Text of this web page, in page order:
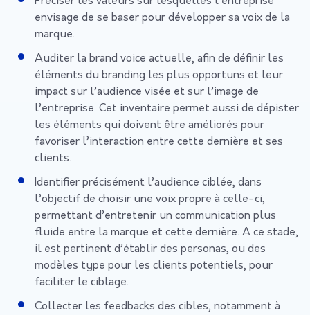
envisage de se baser pour développer sa voix de la
marque.
Auditer la brand voice actuelle, afin de définir les
éléments du branding les plus opportuns et leur
impact sur l’audience visée et sur l’image de
l’entreprise. Cet inventaire permet aussi de dépister
les éléments qui doivent être améliorés pour
favoriser l’interaction entre cette dernière et ses
clients.
Identifier précisément l’audience ciblée, dans
l’objectif de choisir une voix propre à celle-ci,
permettant d’entretenir un communication plus
fluide entre la marque et cette dernière. A ce stade,
il est pertinent d’établir des personas, ou des
modèles type pour les clients potentiels, pour
faciliter le ciblage.
Collecter les feedbacks des cibles, notamment à